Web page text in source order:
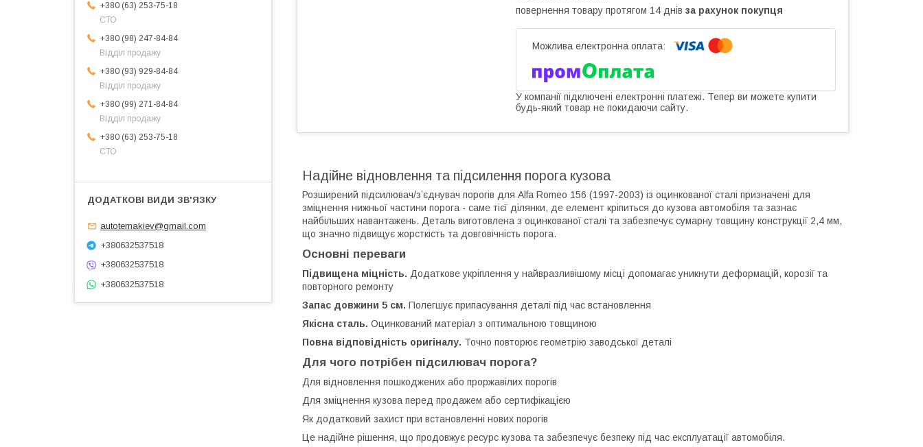
повернення товару протягом 14 днів за рахунок покупця
У компанії підключені електронні платежі. Тепер ви можете купити
будь-який товар не покидаючи сайту.
Надійне відновлення та підсилення порога кузова
Розширений підсилювач/зʼєднувач порогів для Alfa Romeo 156 (1997-2003) із оцинкованої сталі призначені для
зміцнення нижньої частини порога - саме тієї ділянки, де елемент кріпиться до кузова автомобіля та зазнає
найбільших навантажень. Деталь виготовлена з оцинкованої сталі та забезпечує сумарну товщину конструкції 2,4 мм,
що значно підвищує жорсткість та довговічність порога.
Основні переваги
Підвищена міцність. Додаткове укріплення у найвразливішому місці допомагає уникнути деформацій, корозії та
повторного ремонту
Запас довжини 5 см. Полегшує припасування деталі під час встановлення
Якісна сталь. Оцинкований матеріал з оптимальною товщиною
Повна відповідність оригіналу. Точно повторює геометрію заводської деталі
Для чого потрібен підсилювач порога?
Для відновлення пошкоджених або проржавілих порогів
Для зміцнення кузова перед продажем або сертифікацією
Як додатковий захист при встановленні нових порогів
Це надійне рішення, що продовжує ресурс кузова та забезпечує безпеку під час експлуатації автомобіля.
+380 (63) 253-75-18
СТО
+380 (98) 247-84-84
Відділ продажу
+380 (93) 929-84-84
Відділ продажу
+380 (99) 271-84-84
Відділ продажу
+380 (63) 253-75-18
СТО
autotemakiev@gmail.com
+380632537518
+380632537518
+380632537518